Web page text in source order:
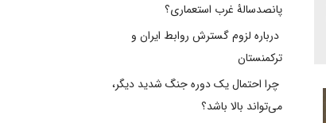
پانصدسالۀ غرب استعماری؟
درباره لزوم گسترش روابط ایران و
ترکمنستان
چرا احتمال یک دوره جنگ شدید دیگر،
می‌تواند بالا باشد؟